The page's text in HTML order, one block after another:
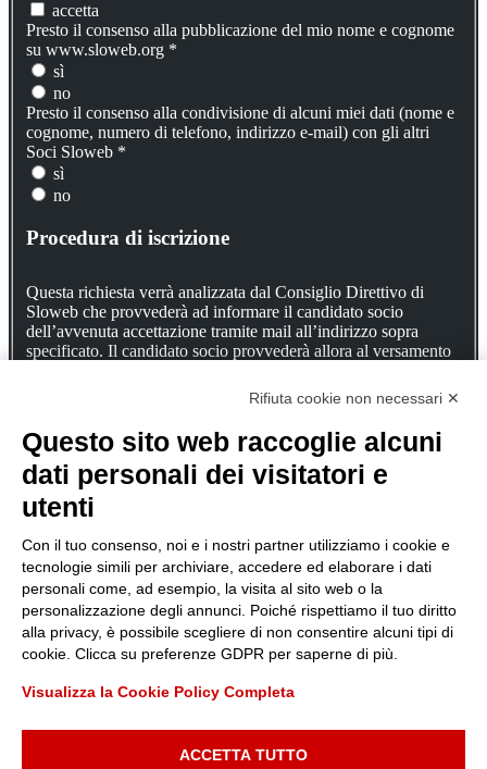
accetta
Presto il consenso alla pubblicazione del mio nome e cognome
su www.sloweb.org *
sì
no
Presto il consenso alla condivisione di alcuni miei dati (nome e
cognome, numero di telefono, indirizzo e-mail) con gli altri
Soci Sloweb *
sì
no
Procedura di iscrizione
Questa richiesta verrà analizzata dal Consiglio Direttivo di
Sloweb che provvederà ad informare il candidato socio
dell’avvenuta accettazione tramite mail all’indirizzo sopra
specificato. Il candidato socio provvederà allora al versamento
troverà specificato nella mail di conferma.
Invia richiesta
Sloweb APS
Corso Quintino Sella, 117
10132 - Torino
info@sloweb.org
C.F. 97823610015
Chi siamo
Iniziative
Eventi
Articoli
Iscriviti
Rifiuta cookie non necessari ✕
Questo sito web raccoglie alcuni
dati personali dei visitatori e
utenti
Con il tuo consenso, noi e i nostri partner utilizziamo i cookie e
tecnologie simili per archiviare, accedere ed elaborare i dati
personali come, ad esempio, la visita al sito web o la
personalizzazione degli annunci. Poiché rispettiamo il tuo diritto
alla privacy, è possibile scegliere di non consentire alcuni tipi di
cookie. Clicca su preferenze GDPR per saperne di più.
Visualizza la Cookie Policy Completa
ACCETTA TUTTO